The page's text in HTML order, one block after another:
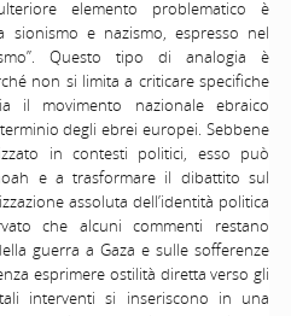
elemento problematico è
sionismo e nazismo, espresso nel
Questo tipo di analogia è
non si limita a criticare specifiche
il movimento nazionale ebraico
degli ebrei europei. Sebbene
in contesti politici, esso può
e a trasformare il dibattito sul
assoluta dell’identità politica
che alcuni commenti restano
guerra a Gaza e sulle sofferenze
esprimere ostilità diretta verso gli
interventi si inseriscono in una